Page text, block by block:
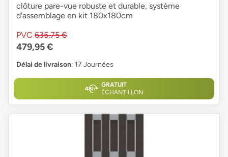
clôture pare-vue robuste et durable, système
d'assemblage en kit 180x180cm
PVC 635,75 €
479,95 €
Délai de livraison: 17 Journées
GRATUIT
ÉCHANTILLON